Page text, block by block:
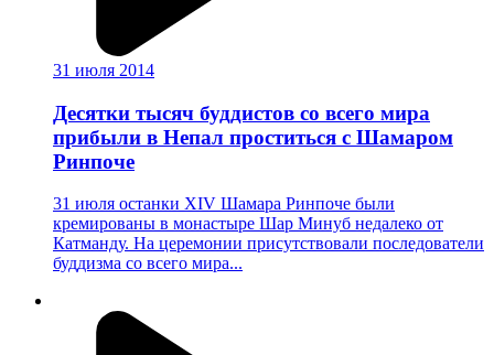
31 июля 2014
Десятки тысяч буддистов со всего мира
прибыли в Непал проститься с Шамаром
Ринпоче
31 июля останки XIV Шамара Ринпоче были
кремированы в монастыре Шар Минуб недалеко от
Катманду. На церемонии присутствовали последователи
буддизма со всего мира...